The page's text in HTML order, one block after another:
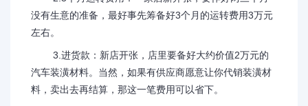
没有生意的准备，最好事先筹备好3个月的运转费用3万元
左右。
3.进货款：新店开张，店里要备好大约价值2万元的
汽车装潢材料。当然，如果有供应商愿意让你代销装潢材
料，卖出去再结算，那这一笔费用可以省下。